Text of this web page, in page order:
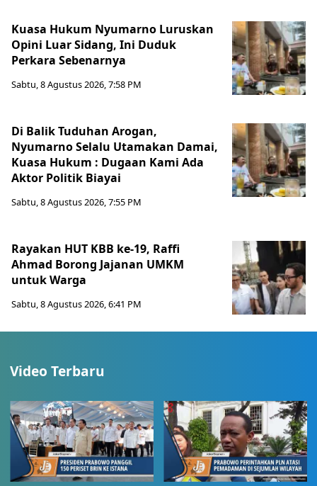
Kuasa Hukum Nyumarno Luruskan
Opini Luar Sidang, Ini Duduk
Perkara Sebenarnya ​
Sabtu, 8 Agustus 2026, 7:58 PM
Di Balik Tuduhan Arogan,
Nyumarno Selalu Utamakan Damai,
Kuasa Hukum : Dugaan Kami Ada
Aktor Politik Biayai
Sabtu, 8 Agustus 2026, 7:55 PM
Rayakan HUT KBB ke-19, Raffi
Ahmad Borong Jajanan UMKM
untuk Warga
Sabtu, 8 Agustus 2026, 6:41 PM
Video Terbaru